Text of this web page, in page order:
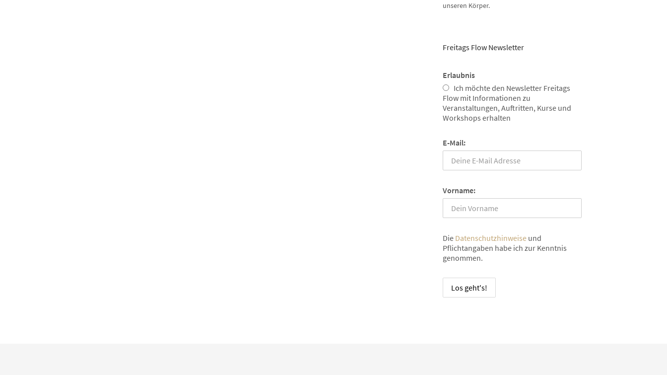
unseren Körper.
Freitags Flow Newsletter
Erlaubnis
Ich möchte den Newsletter Freitags
Flow mit Informationen zu
Veranstaltungen, Auftritten, Kurse und
Workshops erhalten
E-Mail:
Vorname:
Die Datenschutzhinweise und
Pflichtangaben habe ich zur Kenntnis
genommen.